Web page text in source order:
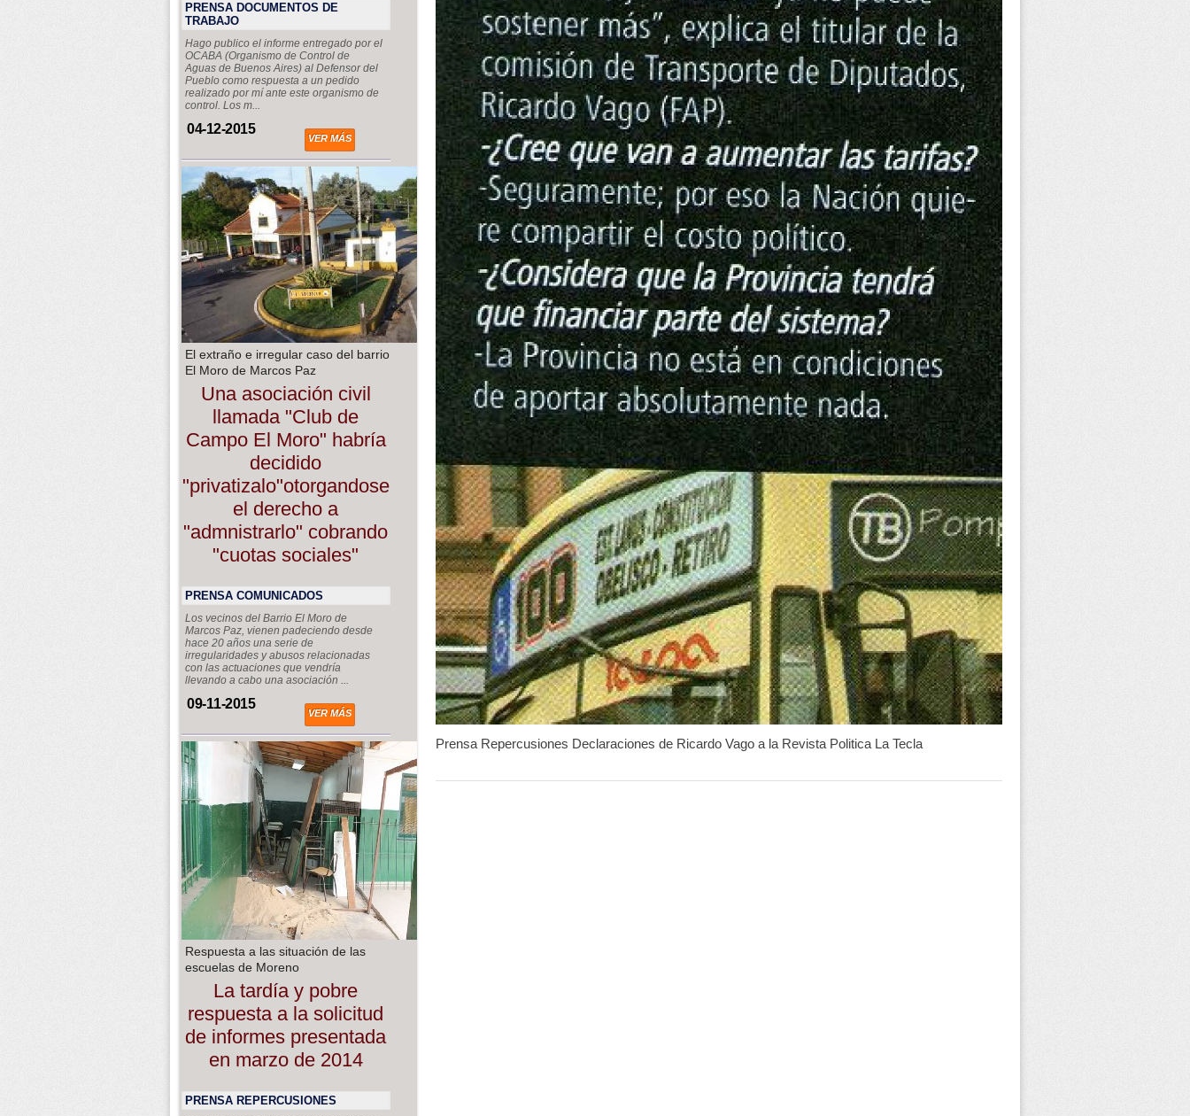
PRENSA DOCUMENTOS DE
TRABAJO
Hago publico el informe entregado por el
OCABA (Organismo de Control de
Aguas de Buenos Aires) al Defensor del
Pueblo como respuesta a un pedido
realizado por mí ante este organismo de
control. Los m...
04-12-2015
VER MÁS
El extraño e irregular caso del barrio
El Moro de Marcos Paz
Una asociación civil
llamada "Club de
Campo El Moro" habría
decidido
"privatizalo"otorgandose
el derecho a
"admnistrarlo" cobrando
"cuotas sociales"
PRENSA COMUNICADOS
Los vecinos del Barrio El Moro de
Marcos Paz, vienen padeciendo desde
hace 20 años una serie de
irregularidades y abusos relacionadas
con las actuaciones que vendría
llevando a cabo una asociación ...
09-11-2015
VER MÁS
Respuesta a las situación de las
escuelas de Moreno
La tardía y pobre
respuesta a la solicitud
de informes presentada
en marzo de 2014
PRENSA REPERCUSIONES
Prensa Repercusiones Declaraciones de Ricardo Vago a la Revista Politica La Tecla